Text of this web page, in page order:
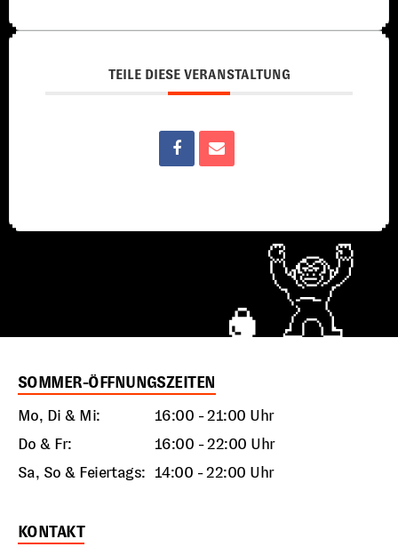
TEILE DIESE VERANSTALTUNG
SOMMER-ÖFFNUNGSZEITEN
Mo, Di & Mi:
16:00 - 21:00 Uhr
Do & Fr:
16:00 - 22:00 Uhr
Sa, So & Feiertags: 14:00 - 22:00 Uhr
KONTAKT